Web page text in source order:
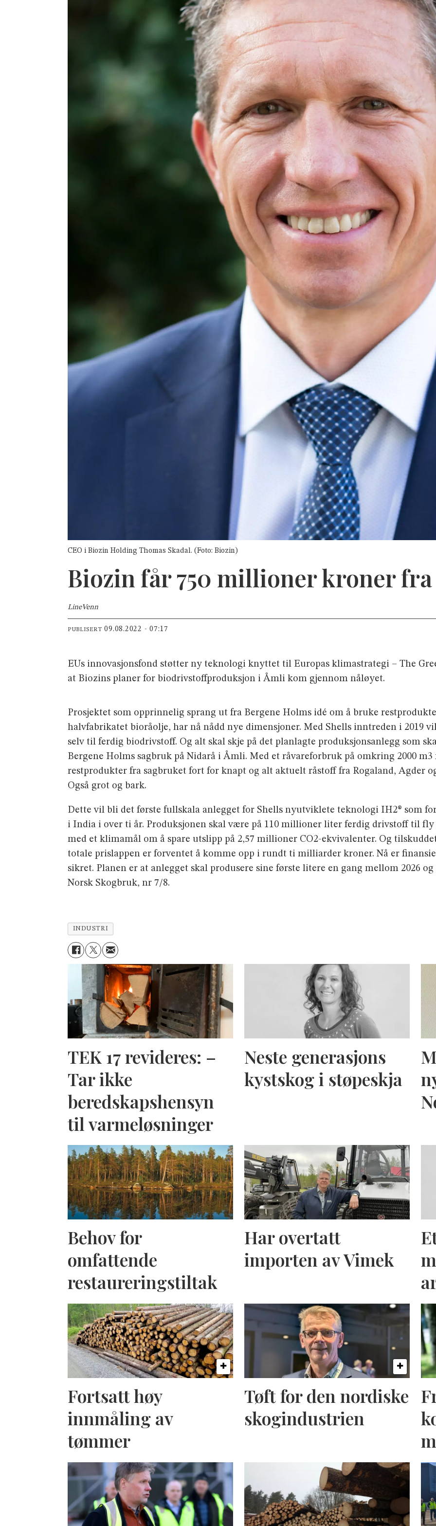
CEO i Biozin Holding Thomas Skadal. (Foto: Biozin)
Biozin får 750 millioner kroner fra
LineVenn
PUBLISERT 09.08.2022 - 07:17
EUs innovasjonsfond støtter ny teknologi knyttet til Europas klimastrategi – The
at Biozins planer for biodrivstoffproduksjon i Åmli kom gjennom nåløyet.
Prosjektet som opprinnelig sprang ut fra Bergene Holms idé om å bruke
halvfabrikatet bioråolje, har nå nådd nye dimensjoner. Med Shells inntreden i 2019
selv til ferdig biodrivstoff. Og alt skal skje på det planlagte produksjonsanlegg som
Bergene Holms sagbruk på Nidarå i Åmli. Med et råvareforbruk på omkring 2000
restprodukter fra sagbruket fort for knapt og alt aktuelt råstoff fra Rogaland, Agder
Også grot og bark.
Dette vil bli det første fullskala anlegget for Shells nyutviklete teknologi IH2® som
i India i over ti år. Produksjonen skal være på 110 millioner liter ferdig drivstoff til
med et klimamål om å spare utslipp på 2,57 millioner CO2-ekvivalenter. Og
totale prislappen er forventet å komme opp i rundt ti milliarder kroner. Nå er
sikret. Planen er at anlegget skal produsere sine første litere en gang mellom 2026
Norsk Skogbruk, nr 7/8.
INDUSTRI
TEK 17 revideres: –
Tar ikke
beredskapshensyn
til varmeløsninger
Neste generasjons
kystskog i støpeskja
Behov for
omfattende
restaureringstiltak
Har overtatt
importen av Vimek
Fortsatt høy
innmåling av
tømmer
Tøft for den nordiske
skogindustrien